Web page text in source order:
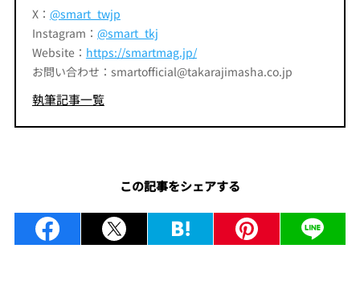
X： @smart_twjp
Instagram： @smart_tkj
Website： https://smartmag.jp/
お問い合わせ：smartofficial@takarajimasha.co.jp
執筆記事一覧
この記事をシェアする